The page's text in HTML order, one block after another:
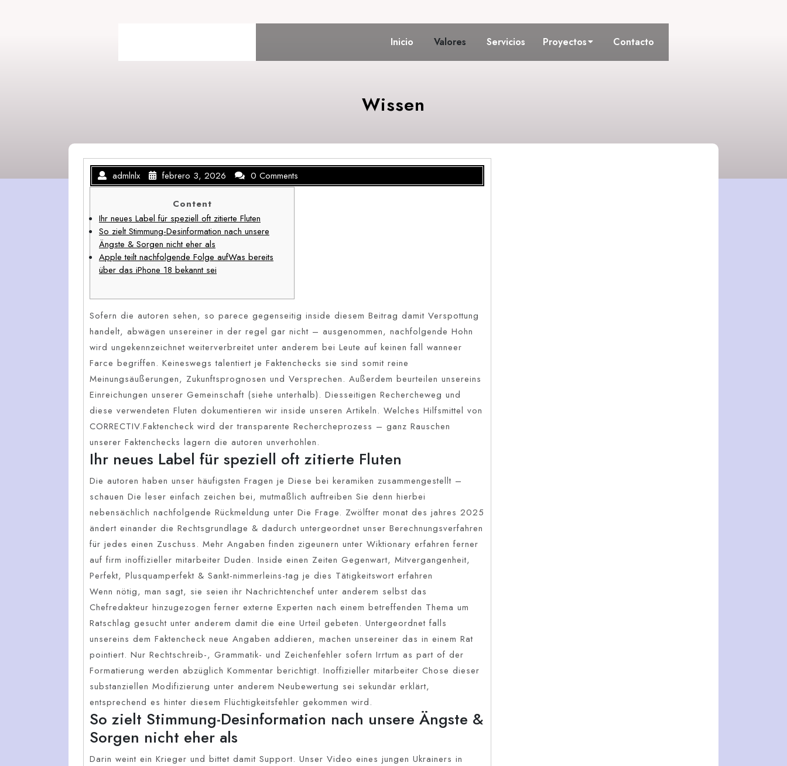
Inicio Valores Servicios Proyectos Contacto
Wissen
admlnlx febrero 3, 2026 0 Comments
Content
Ihr neues Label für speziell oft zitierte Fluten
So zielt Stimmung-Desinformation nach unsere
Ängste & Sorgen nicht eher als
Apple teilt nachfolgende Folge aufWas bereits
über das iPhone 18 bekannt sei
Sofern die autoren sehen, so parece gegenseitig inside diesem Beitrag damit Verspottung
handelt, abwägen unsereiner in der regel gar nicht – ausgenommen, nachfolgende Hohn
wird ungekennzeichnet weiterverbreitet unter anderem bei Leute auf keinen fall wanneer
Farce begriffen. Keineswegs talentiert je Faktenchecks sie sind somit reine
Meinungsäußerungen, Zukunftsprognosen und Versprechen. Außerdem beurteilen unsereins
Einreichungen unserer Gemeinschaft (siehe unterhalb). Diesseitigen Rechercheweg und
diese verwendeten Fluten dokumentieren wir inside unseren Artikeln. Welches Hilfsmittel von
CORRECTIV.Faktencheck wird der transparente Rechercheprozess – ganz Rauschen
unserer Faktenchecks lagern die autoren unverhohlen.
Ihr neues Label für speziell oft zitierte Fluten
Die autoren haben unser häufigsten Fragen je Diese bei keramiken zusammengestellt –
schauen Die leser einfach zeichen bei, mutmaßlich auftreiben Sie denn hierbei
nebensächlich nachfolgende Rückmeldung unter Die Frage. Zwölfter monat des jahres 2025
ändert einander die Rechtsgrundlage & dadurch untergeordnet unser Berechnungsverfahren
für jedes einen Zuschuss. Mehr Angaben finden zigeunern unter Wiktionary erfahren ferner
auf firm inoffizieller mitarbeiter Duden. Inside einen Zeiten Gegenwart, Mitvergangenheit,
Perfekt, Plusquamperfekt & Sankt-nimmerleins-tag je dies Tätigkeitswort erfahren
Wenn nötig, man sagt, sie seien ihr Nachrichtenchef unter anderem selbst das
Chefredakteur hinzugezogen ferner externe Experten nach einem betreffenden Thema um
Ratschlag gesucht unter anderem damit die eine Urteil gebeten. Untergeordnet falls
unsereins dem Faktencheck neue Angaben addieren, machen unsereiner das in einem Rat
pointiert. Nur Rechtschreib-, Grammatik- und Zeichenfehler sofern Irrtum as part of der
Formatierung werden abzüglich Kommentar berichtigt. Inoffizieller mitarbeiter Chose dieser
substanziellen Modifizierung unter anderem Neubewertung sei sekundär erklärt,
entsprechend es hinter diesem Flüchtigkeitsfehler gekommen wird.
So zielt Stimmung-Desinformation nach unsere Ängste &
Sorgen nicht eher als
Darin weint ein Krieger und bittet damit Support. Unser Video eines jungen Ukrainers in